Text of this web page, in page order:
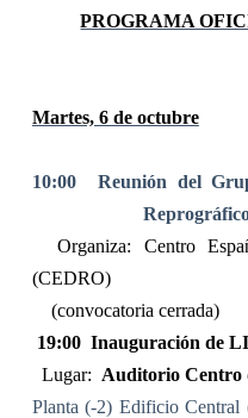
PROGRAMA
Martes, 6 de octubre
10:00
Reunión del
Organiza: Centro
(CEDRO)
(convocatoria cerrada)
19:00 Inauguración de
Lugar: Auditorio Centro
Planta (-2) Edificio